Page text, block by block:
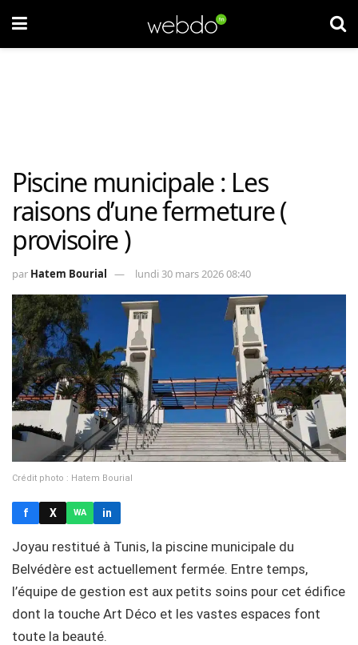
Piscine municipale : Les
raisons d’une fermeture (
provisoire )
par Hatem Bourial lundi 30 mars 2026 08:40
Crédit photo : Hatem Bourial
f X WA in
Joyau restitué à Tunis, la piscine municipale du
Belvédère est actuellement fermée. Entre temps,
l’équipe de gestion est aux petits soins pour cet édifice
dont la touche Art Déco et les vastes espaces font
toute la beauté.